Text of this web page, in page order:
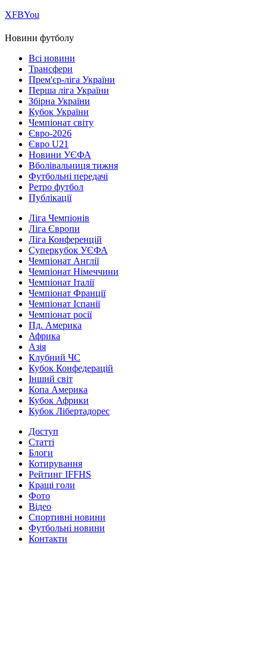
ХFBYou
Новини футболу
Всі новини
Трансфери
Прем'єр-ліга України
Перша ліга України
Збірна України
Кубок України
Чемпіонат світу
Євро-2026
Євро U21
Новини УЄФА
Вболівальниця тижня
Футбольні передачі
Ретро футбол
Публікації
Ліга Чемпіонів
Ліга Європи
Ліга Конференцій
Суперкубок УЄФА
Чемпіонат Англії
Чемпіонат Німеччини
Чемпіонат Італії
Чемпіонат Франції
Чемпіонат Іспанії
Чемпіонат росії
Пд. Америка
Африка
Азія
Клубний ЧС
Кубок Конфедерацій
Інший світ
Копа Америка
Кубок Африки
Кубок Лібертадорес
Доступ
Статті
Блоги
Котирування
Рейтинг IFFHS
Кращі голи
Фото
Відео
Спортивні новини
Футбольні новини
Контакти